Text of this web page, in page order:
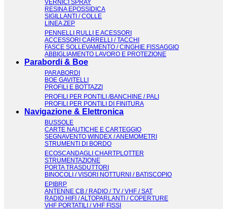
VERNICI SPRAY
RESINA EPOSSIDICA
SIGILLANTI / COLLE
LINEA ZEP
PENNELLI RULLI E ACESSORI
ACCESSORI CARRELLI / TACCHI
FASCE SOLLEVAMENTO / CINGHIE FISSAGGIO
ABBIGLIAMENTO LAVORO E PROTEZIONE
Parabordi & Boe
PARABORDI
BOE GAVITELLI
PROFILI E BOTTAZZI
PROFILI PER PONTILI /BANCHINE / PALI
PROFILI PER PONTILI DI FINITURA
Navigazione & Elettronica
BUSSOLE
CARTE NAUTICHE E CARTEGGIO
SEGNAVENTO WINDEX / ANEMOMETRI
STRUMENTI DI BORDO
ECOSCANDAGLI CHARTPLOTTER
STRUMENTAZIONE
PORTA TRASDUTTORI
BINOCOLI / VISORI NOTTURNI / BATISCOPIO
EPIBRP
ANTENNE CB / RADIO / TV / VHF / SAT
RADIO HIFI / ALTOPARLANTI / COPERTURE
VHF PORTATILI / VHF FISSI